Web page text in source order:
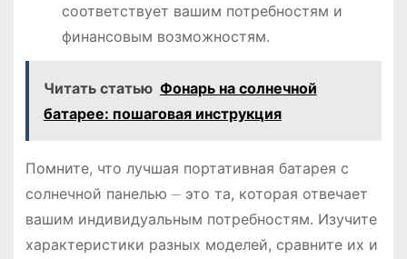
соответствует вашим потребностям и
финансовым возможностям.
Читать статью Фонарь на солнечной
батарее: пошаговая инструкция
Помните, что лучшая портативная батарея с
солнечной панелью ⏤ это та, которая отвечает
вашим индивидуальным потребностям. Изучите
характеристики разных моделей, сравните их и